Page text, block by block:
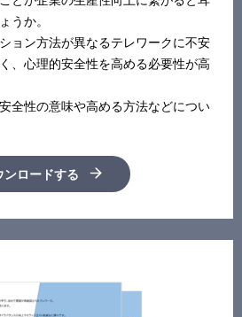
うか。
ョン方法が異なるテレワークに不安
、心理的安全性を高める必要性が高
全性の意味や高める方法などについ
ンロードする